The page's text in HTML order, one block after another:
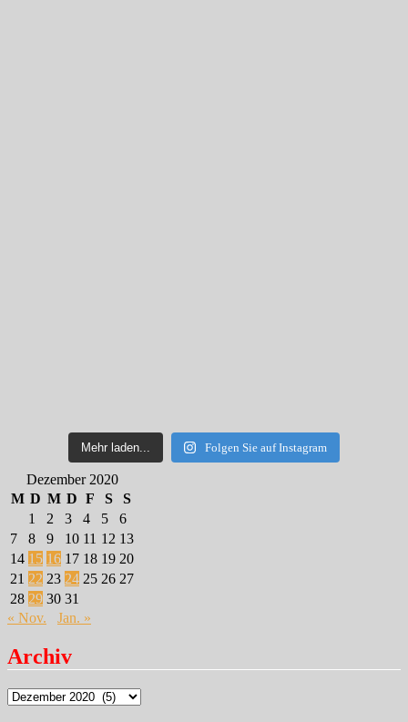
Mehr laden... Folgen Sie auf Instagram
Dezember 2020
M D M D F S
S
1
2 3 4 5
6
7
8 9 10 11 12 13
14 15 16 17 18 19 20
21 22 23 24 25 26 27
28 29 30 31
« Nov.
Jan. »
Archiv
Archiv